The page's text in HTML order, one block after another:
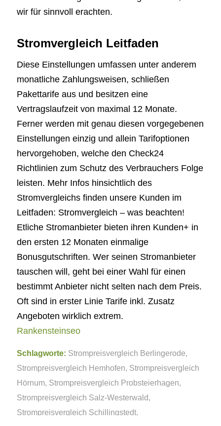
wir für sinnvoll erachten.
Stromvergleich Leitfaden
Diese Einstellungen umfassen unter anderem
monatliche Zahlungsweisen, schließen
Pakettarife aus und besitzen eine
Vertragslaufzeit von maximal 12 Monate.
Ferner werden mit genau diesen vorgegebenen
Einstellungen einzig und allein Tarifoptionen
hervorgehoben, welche den Check24
Richtlinien zum Schutz des Verbrauchers Folge
leisten. Mehr Infos hinsichtlich des
Stromvergleichs finden unsere Kunden im
Leitfaden: Stromvergleich – was beachten!
Etliche Stromanbieter bieten ihren Kunden+ in
den ersten 12 Monaten einmalige
Bonusgutschriften. Wer seinen Stromanbieter
tauschen will, geht bei einer Wahl für einen
bestimmt Anbieter nicht selten nach dem Preis.
Oft sind in erster Linie Tarife inkl. Zusatz
Angeboten wirklich extrem.
Rankensteinseo
Schlagworte: Strompreisvergleich Berlingerode,
Strompreisvergleich Hemhofen, Strompreisvergleich
Hörnum, Strompreisvergleich Probsteierhagen,
Strompreisvergleich Salz-Westerwald,
Strompreisvergleich Schillingstedt,